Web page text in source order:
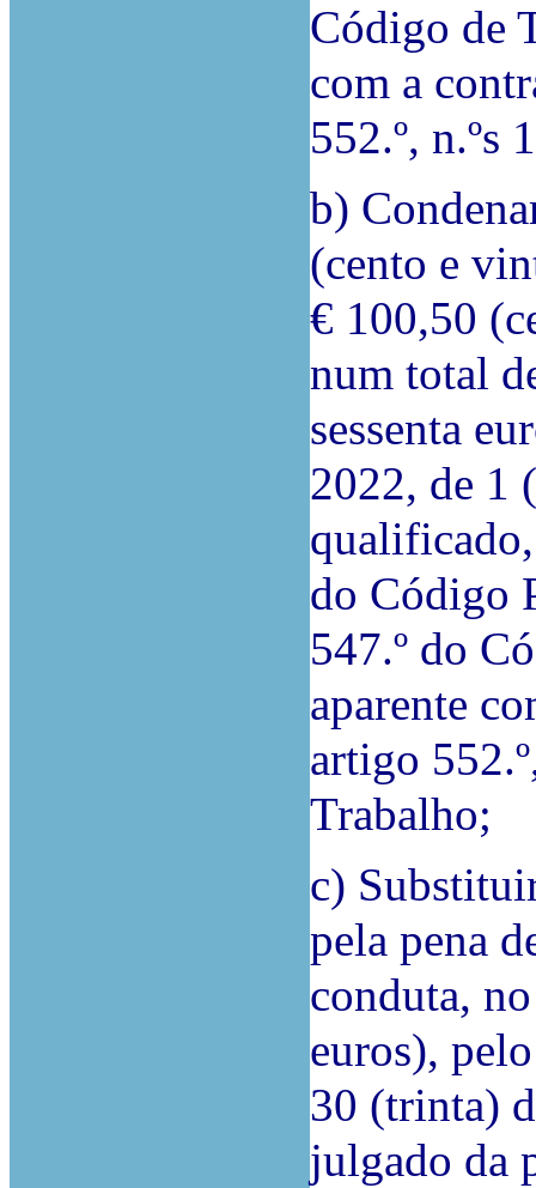
Código de
com a
552.º, n.ºs
b)
(cento e
€ 100,50
num total
sessenta
2022, de 1
do Código
547.º do
aparente
artigo
Trabalho;
c)
pela pena
conduta,
euros),
30 (trinta)
julgado da